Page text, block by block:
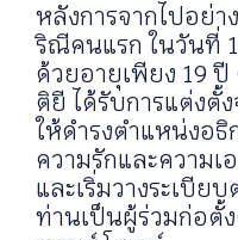
หลังการจากไปอย่า
ริณีคนแรก ในวันที่
ด้วยอายุเพียง 19
ติยี ได้รับการแต่งตั้
ให้ดำรงตำแหน่งอ
ความรักและความเ
และเริ่มวางระเบียบ
ท่านเป็นผู้ร่วมก่อ